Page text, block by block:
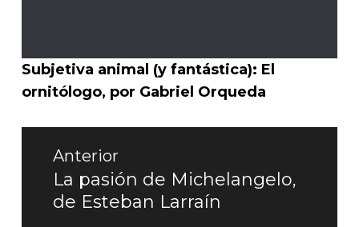
Subjetiva animal (y fantástica): El
ornitólogo, por Gabriel Orqueda
Navegación
entradas
Anterior
Entrada
anterior:
La pasión de Michelangelo,
de Esteban Larraín